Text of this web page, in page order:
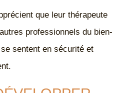
que leur thérapeute
professionnels du bien-
sentent en sécurité et